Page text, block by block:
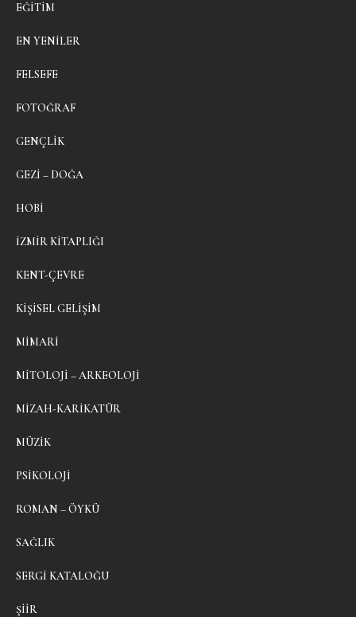
EĞITIM
EN YENILER
FELSEFE
FOTOĞRAF
GENÇLIK
GEZI – DOĞA
HOBI
İZMIR KITAPLIĞI
KENT-ÇEVRE
KIŞISEL GELIŞIM
MIMARI
MITOLOJI – ARKEOLOJI
MIZAH-KARIKATÜR
MÜZIK
PSIKOLOJI
ROMAN – ÖYKÜ
SAĞLIK
SERGI KATALOĞU
ŞIIR